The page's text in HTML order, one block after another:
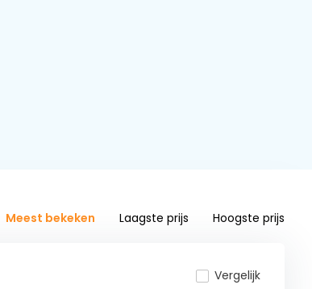
Meest bekeken Laagste prijs Hoogste prijs
Vergelijk